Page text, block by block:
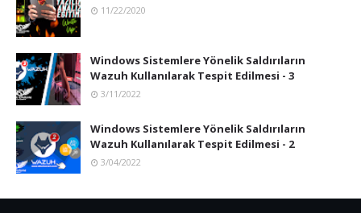
11/22/2020
Windows Sistemlere Yönelik Saldırıların
Wazuh Kullanılarak Tespit Edilmesi - 3
3/11/2022
Windows Sistemlere Yönelik Saldırıların
Wazuh Kullanılarak Tespit Edilmesi - 2
3/04/2022